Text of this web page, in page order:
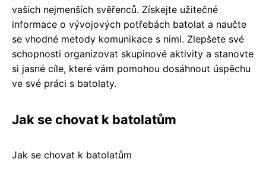
vašich nejmenších svěřenců. Získejte užitečné
informace o vývojových potřebách batolat a naučte
se vhodné metody komunikace s nimi. Zlepšete své
schopnosti organizovat skupinové aktivity a stanovte
si jasné cíle, které vám pomohou dosáhnout úspěchu
ve své práci s batolaty.
Jak se chovat k batolatům
Jak se chovat k batolatům